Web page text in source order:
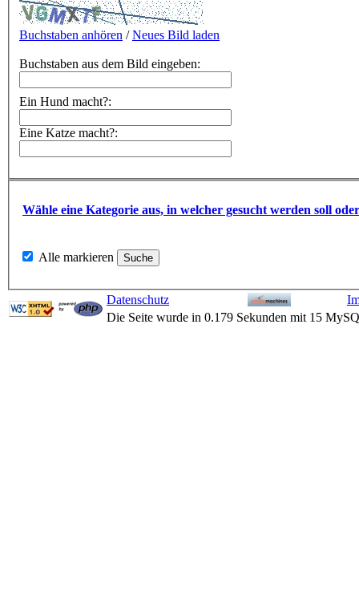
Buchstaben anhören /Neues Bild laden
Buchstaben aus dem Bild eingeben:
Ein Hund macht?:
Eine Katze macht?:
Wähle eine Kategorie aus, in welcher gesucht werden soll
Alle markieren
Datenschutz
Die Seite wurde in 0.179 Sekunden mit 15